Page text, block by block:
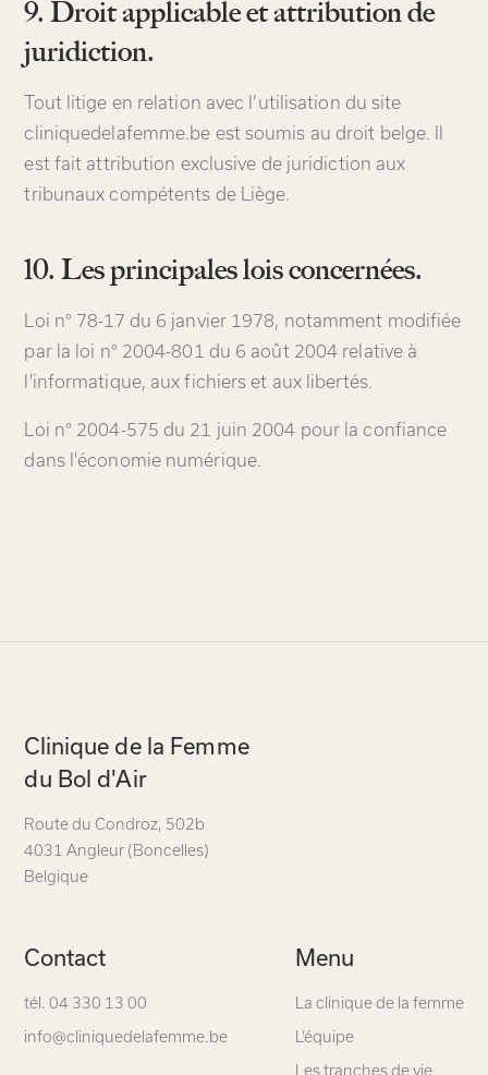
9. Droit applicable et attribution de
juridiction.
Tout litige en relation avec l’utilisation du site
cliniquedelafemme.be est soumis au droit belge. Il
est fait attribution exclusive de juridiction aux
tribunaux compétents de Liège.
10. Les principales lois concernées.
Loi n° 78-17 du 6 janvier 1978, notamment modifiée
par la loi n° 2004-801 du 6 août 2004 relative à
l'informatique, aux fichiers et aux libertés.
Loi n° 2004-575 du 21 juin 2004 pour la confiance
dans l'économie numérique.
Navigation
secondaire
Clinique de la Femme
du Bol d'Air
Route du Condroz, 502b
4031 Angleur (Boncelles)
Belgique
Contact
tél. 04 330 13 00
info@cliniquedelafemme.be
Menu
La clinique de la femme
L’équipe
Les tranches de vie